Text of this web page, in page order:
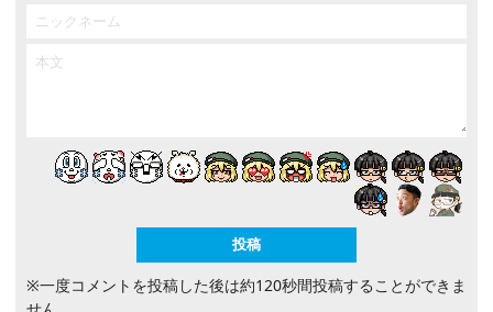
※一度コメントを投稿した後は約120秒間投稿することができま